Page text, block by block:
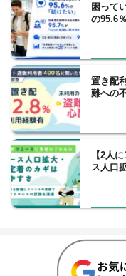
困って
の95.6
置き配
難への
【2人
ス人口